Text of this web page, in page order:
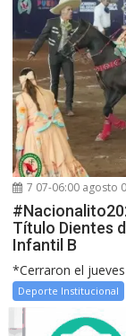
7 07-06:00 agosto
Título Dientes
Infantil B
*Cerraron el
Deporte Institucional